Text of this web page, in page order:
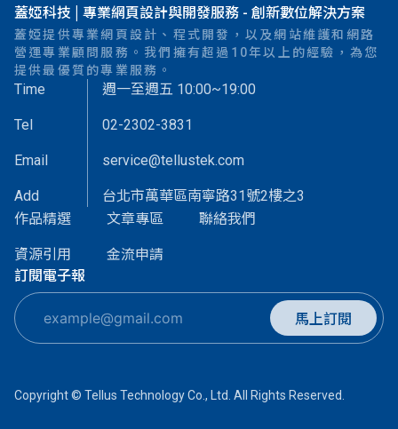
蓋婭科技 | 專業網頁設計與開發服務 - 創新數位解決方案
蓋婭提供專業網頁設計、程式開發，以及網站維護和網路
營運專業顧問服務。我們擁有超過10年以上的經驗，為您
提供最優質的專業服務。
Time 週一至週五 10:00~19:00
Tel 02-2302-3831
Email service@tellustek.com
Add 台北市萬華區南寧路31號2樓之3
作品精選 文章專區
聯絡我們
資源引用
金流申請
訂閱電子報
馬上訂閱
Copyright © Tellus Technology Co., Ltd. All Rights Reserved.